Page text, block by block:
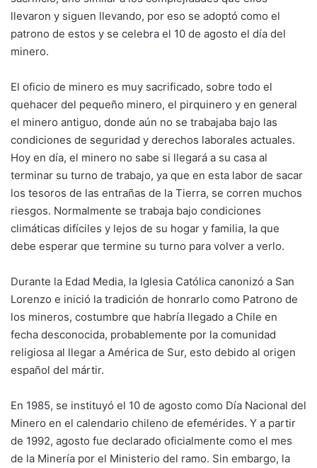
llevaron y siguen llevando, por eso se adoptó como el
patrono de estos y se celebra el 10 de agosto el día del
minero.
El oficio de minero es muy sacrificado, sobre todo el
quehacer del pequeño minero, el pirquinero y en general
el minero antiguo, donde aún no se trabajaba bajo las
condiciones de seguridad y derechos laborales actuales.
Hoy en día, el minero no sabe si llegará a su casa al
terminar su turno de trabajo, ya que en esta labor de sacar
los tesoros de las entrañas de la Tierra, se corren muchos
riesgos. Normalmente se trabaja bajo condiciones
climáticas difíciles y lejos de su hogar y familia, la que
debe esperar que termine su turno para volver a verlo.
Durante la Edad Media, la Iglesia Católica canonizó a San
Lorenzo e inició la tradición de honrarlo como Patrono de
los mineros, costumbre que habría llegado a Chile en
fecha desconocida, probablemente por la comunidad
religiosa al llegar a América de Sur, esto debido al origen
español del mártir.
En 1985, se instituyó el 10 de agosto como Día Nacional del
Minero en el calendario chileno de efemérides. Y a partir
de 1992, agosto fue declarado oficialmente como el mes
de la Minería por el Ministerio del ramo. Sin embargo, la